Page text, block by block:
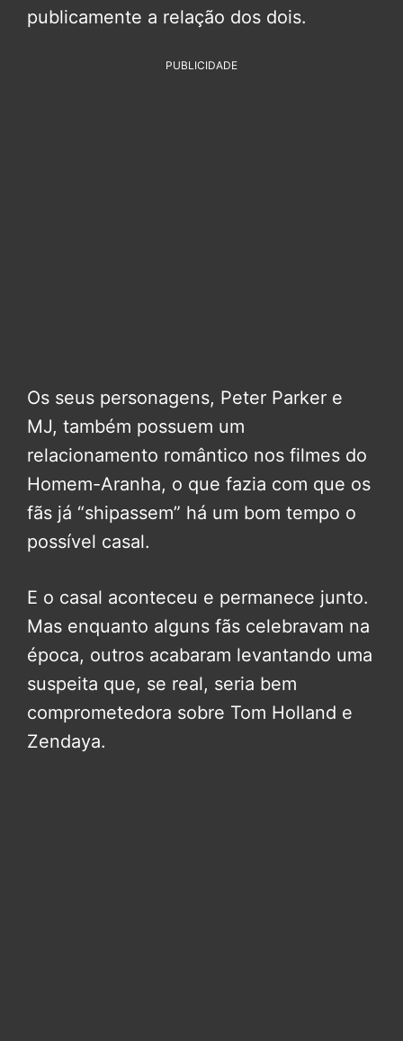
publicamente a relação dos dois.
PUBLICIDADE
Os seus personagens, Peter Parker e
MJ, também possuem um
relacionamento romântico nos filmes do
Homem-Aranha, o que fazia com que os
fãs já “shipassem” há um bom tempo o
possível casal.
E o casal aconteceu e permanece junto.
Mas enquanto alguns fãs celebravam na
época, outros acabaram levantando uma
suspeita que, se real, seria bem
comprometedora sobre Tom Holland e
Zendaya.